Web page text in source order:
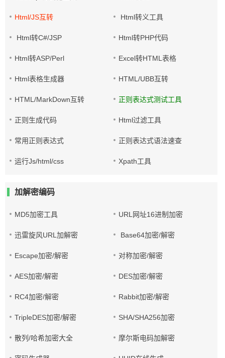
Html/JS互转 Html转义工具
Html转C#/JSP Html转PHP代码
Html转ASP/Perl Excel转HTML表格
Html表格生成器 HTML/UBB互转
HTML/MarkDown互转 正则表达式测试工具
正则生成代码 Html过滤工具
常用正则表达式 正则表达式语法速查
运行Js/html/css Xpath工具
加解密编码
MD5加密工具 URL网址16进制加密
迅雷旋风URL加解密 Base64加密/解密
Escape加密/解密 对称加密/解密
AES加密/解密 DES加密/解密
RC4加密/解密 Rabbit加密/解密
TripleDES加密/解密 SHA/SHA256加密
散列/哈希加密大全 摩尔斯电码加解密